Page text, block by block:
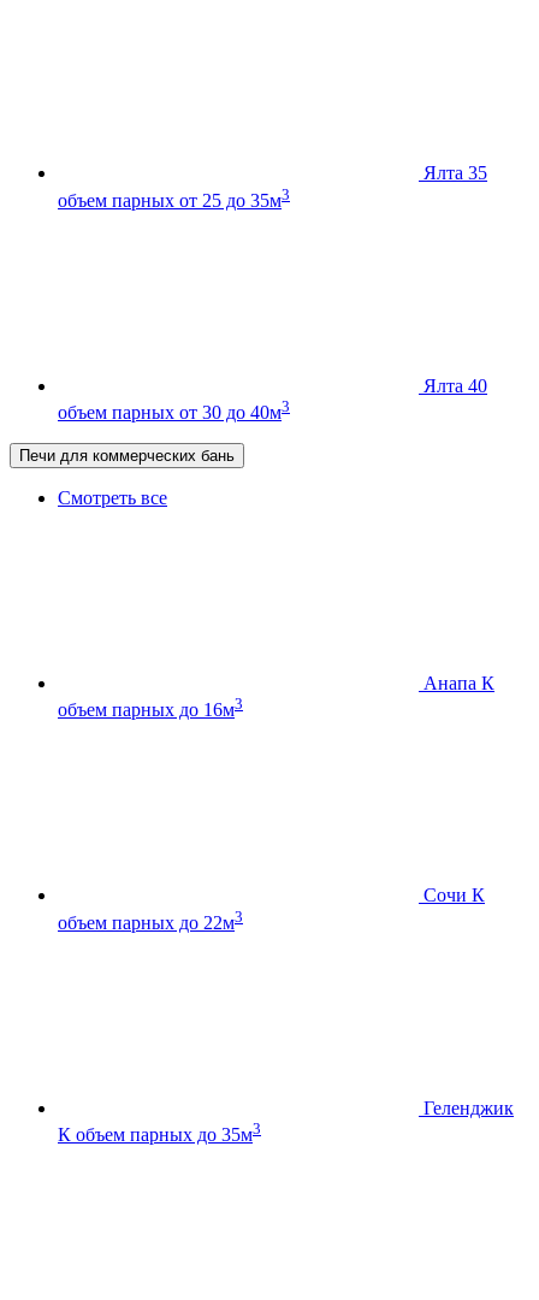
Ялта 35
объем парных от 25 до 35м3
Ялта 40
объем парных от 30 до 40м3
Печи для коммерческих бань
Смотреть все
Анапа К
объем парных до 16м3
Сочи К
объем парных до 22м3
Геленджик
К объем парных до 35м3